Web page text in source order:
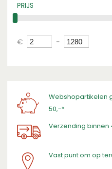
PRIJS
€ -
Webshopartikelen
50,-*
Verzending binnen
Vast punt om op